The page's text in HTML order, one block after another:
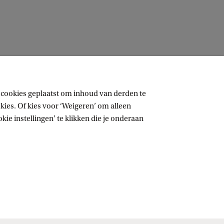
geplaatst om inhoud van derden te
Of kies voor ‘Weigeren’ om alleen
instellingen’ te klikken die je onderaan